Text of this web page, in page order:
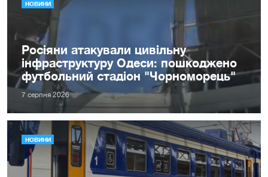
НОВИНИ
Росіяни атакували цивільну
інфраструктуру Одеси: пошкоджено
футбольний стадіон "Чорноморець"
7 серпня 2026
НОВИНИ